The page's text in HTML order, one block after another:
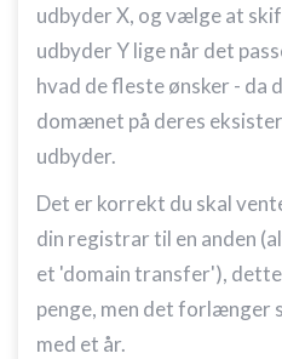
udbyder X, og vælge at
udbyder Y lige når det
hvad de fleste ønsker - da
domænet på deres
udbyder.
Det er korrekt du skal
din registrar til en anden
et 'domain transfer'),
penge, men det forlænger
med et år.
Oprette profiler for at
Bruge profiler til at vælge
Måle annonceringseffektivitet
Forstå målgrupper gennem
kilder